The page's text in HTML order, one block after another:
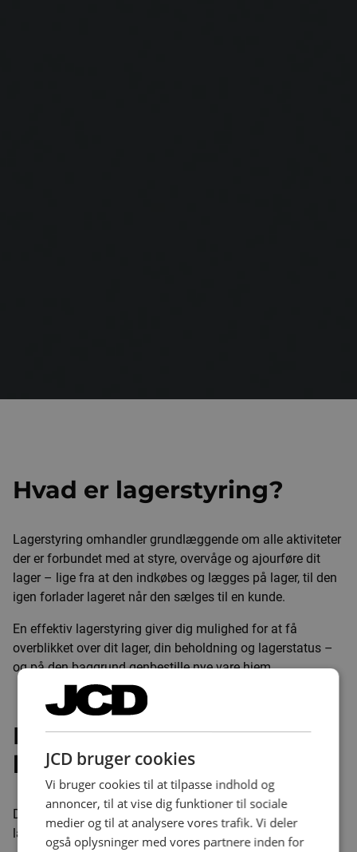
Hvad er lagerstyring?
Lagerstyring omhandler grundlæggende om alle aktiviteter
der er forbundet med at styre, overvåge og ajourføre dit
lager – lige fra at den indkøbes og lægges på lager, til den
igen forlader lageret når den sælges til en kunde.
En effektiv lagerstyring giver dig mulighed for at få
overblikket over dit lager, din beholdning og lagerstatus –
og på den baggrund genbestille nye vare hjem.
Hvad er fordelene ved
lagerstyring?
Der er rigtig mange fordele ved at have en effektiv
lagerstyring – uanset størrelsen af dit virksomhed.
JCD bruger cookies
Vi bruger cookies til at tilpasse indhold og
annoncer, til at vise dig funktioner til sociale
medier og til at analysere vores trafik. Vi deler
også oplysninger med vores partnere inden for